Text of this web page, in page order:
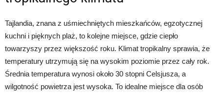
Tajlandia, znana z uśmiechniętych mieszkańców, egzotycznej
kuchni i pięknych plaż, to kolejne miejsce, gdzie ciepło
towarzyszy przez większość roku. Klimat tropikalny sprawia, że
temperatury utrzymują się na wysokim poziomie przez cały rok.
Średnia temperatura wynosi około 30 stopni Celsjusza, a
wilgotność powietrza jest wysoka. To idealne miejsce dla osób